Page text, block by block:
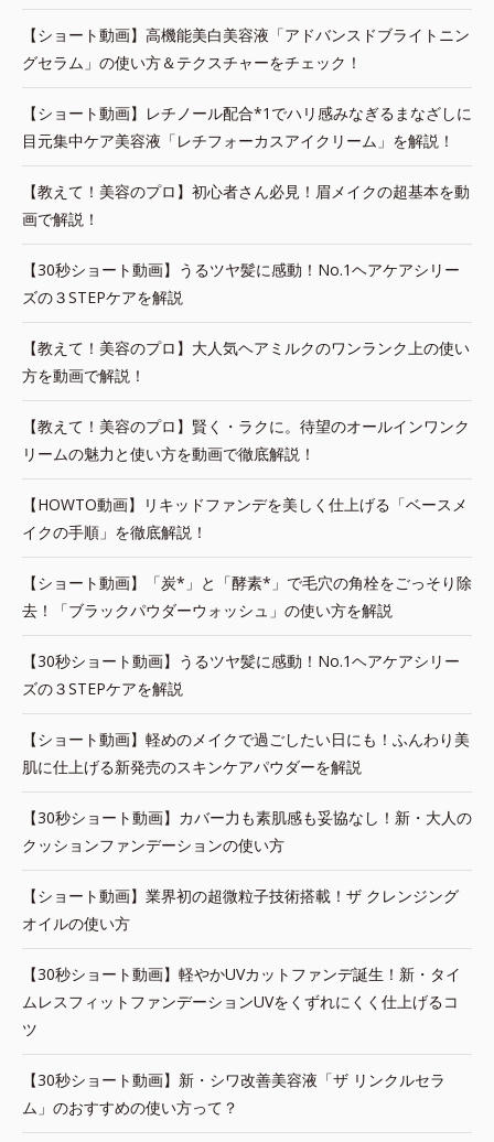
【ショート動画】高機能美白美容液「アドバンスドブライトニン
グセラム」の使い方＆テクスチャーをチェック！
【ショート動画】レチノール配合*1でハリ感みなぎるまなざしに
目元集中ケア美容液「レチフォーカスアイクリーム」を解説！
【教えて！美容のプロ】初心者さん必見！眉メイクの超基本を動
画で解説！
【30秒ショート動画】うるツヤ髪に感動！No.1ヘアケアシリー
ズの３STEPケアを解説
【教えて！美容のプロ】大人気ヘアミルクのワンランク上の使い
方を動画で解説！
【教えて！美容のプロ】賢く・ラクに。待望のオールインワンク
リームの魅力と使い方を動画で徹底解説！
【HOWTO動画】リキッドファンデを美しく仕上げる「ベースメ
イクの手順」を徹底解説！
【ショート動画】「炭*」と「酵素*」で毛穴の角栓をごっそり除
去！「ブラックパウダーウォッシュ」の使い方を解説
【30秒ショート動画】うるツヤ髪に感動！No.1ヘアケアシリー
ズの３STEPケアを解説
【ショート動画】軽めのメイクで過ごしたい日にも！ふんわり美
肌に仕上げる新発売のスキンケアパウダーを解説
【30秒ショート動画】カバー力も素肌感も妥協なし！新・大人の
クッションファンデーションの使い方
【ショート動画】業界初の超微粒子技術搭載！ザ クレンジング
オイルの使い方
【30秒ショート動画】軽やかUVカットファンデ誕生！新・タイ
ムレスフィットファンデーションUVをくずれにくく仕上げるコ
ツ
【30秒ショート動画】新・シワ改善美容液「ザ リンクルセラ
ム」のおすすめの使い方って？